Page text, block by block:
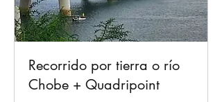
Recorrido por tierra o río
Chobe + Quadripoint